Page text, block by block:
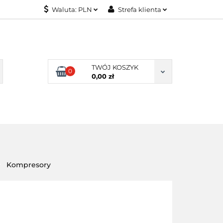
Waluta: PLN Strefa klienta
Dodaj zgłoszenie
Zgody cookies
0
TWÓJ KOSZYK
0,00 zł
KONTAKT
Kompresory